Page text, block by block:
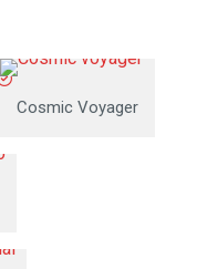
Cosmic Voyager